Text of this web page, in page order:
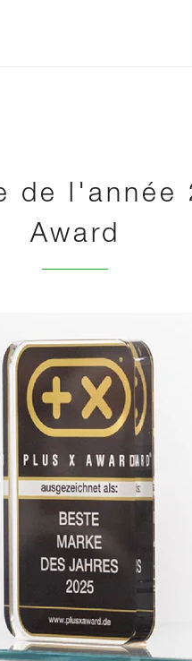
de l'année
Award